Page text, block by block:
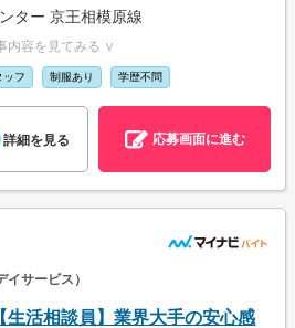
ター 京王相模原線
内容を見てみる ∨
ッフ 制服あり 学歴不問
詳細を見る 応募画面に進む
サービス）
【生活相談員】業界大手の安心感